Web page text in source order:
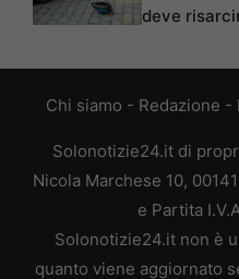
deve
Chi siamo - Redazione -
Solonotizie24.it di
Nicola Marchese 10,
e Partita
Solonotizie24.it non è
quanto viene aggiornato